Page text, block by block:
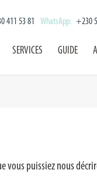
411 53 81 WhatsApp: +230
SERVICES GUIDE
vous puissiez nous